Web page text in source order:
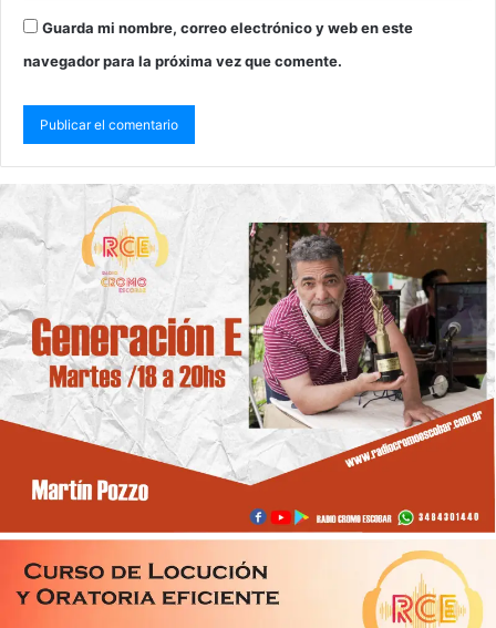
Guarda mi nombre, correo electrónico y web en este
navegador para la próxima vez que comente.